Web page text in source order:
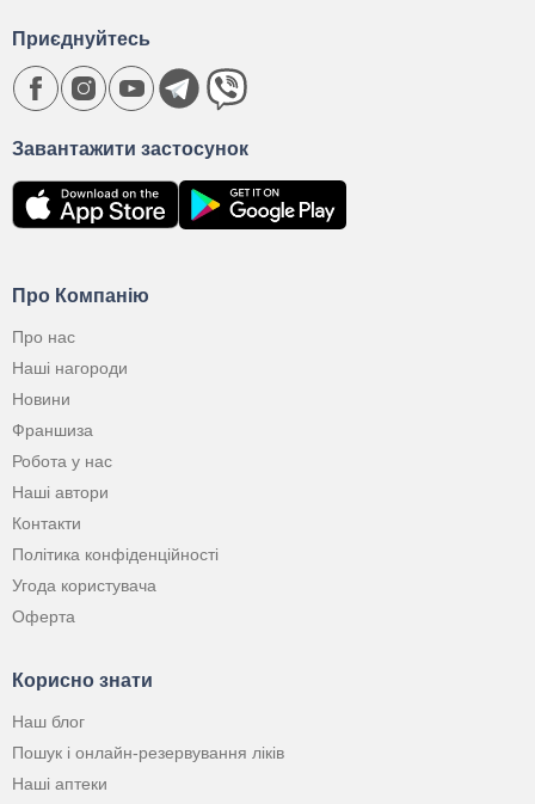
Про Компанію
Про нас
Наші нагороди
Новини
Франшиза
Робота у нас
Наші автори
Контакти
Політика конфіденційності
Угода користувача
Оферта
Корисно знати
Наш блог
Пошук і онлайн-резервування ліків
Наші аптеки
Завантажити застосунок
Приєднуйтесь